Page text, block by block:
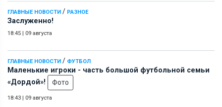
ГЛАВНЫЕ НОВОСТИ / РАЗНОЕ
Заслуженно!
18:45 | 09 августа
ГЛАВНЫЕ НОВОСТИ / ФУТБОЛ
Маленькие игроки - часть большой футбольной семьи
«Дордой»!
Фото
18:43 | 09 августа